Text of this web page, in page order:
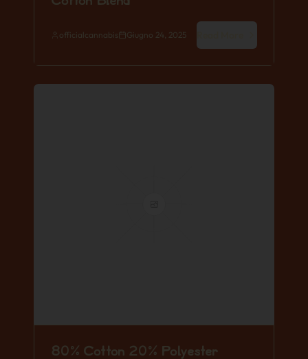
officialcannabis Giugno 24, 2025
80% Cotton 20% Polyester